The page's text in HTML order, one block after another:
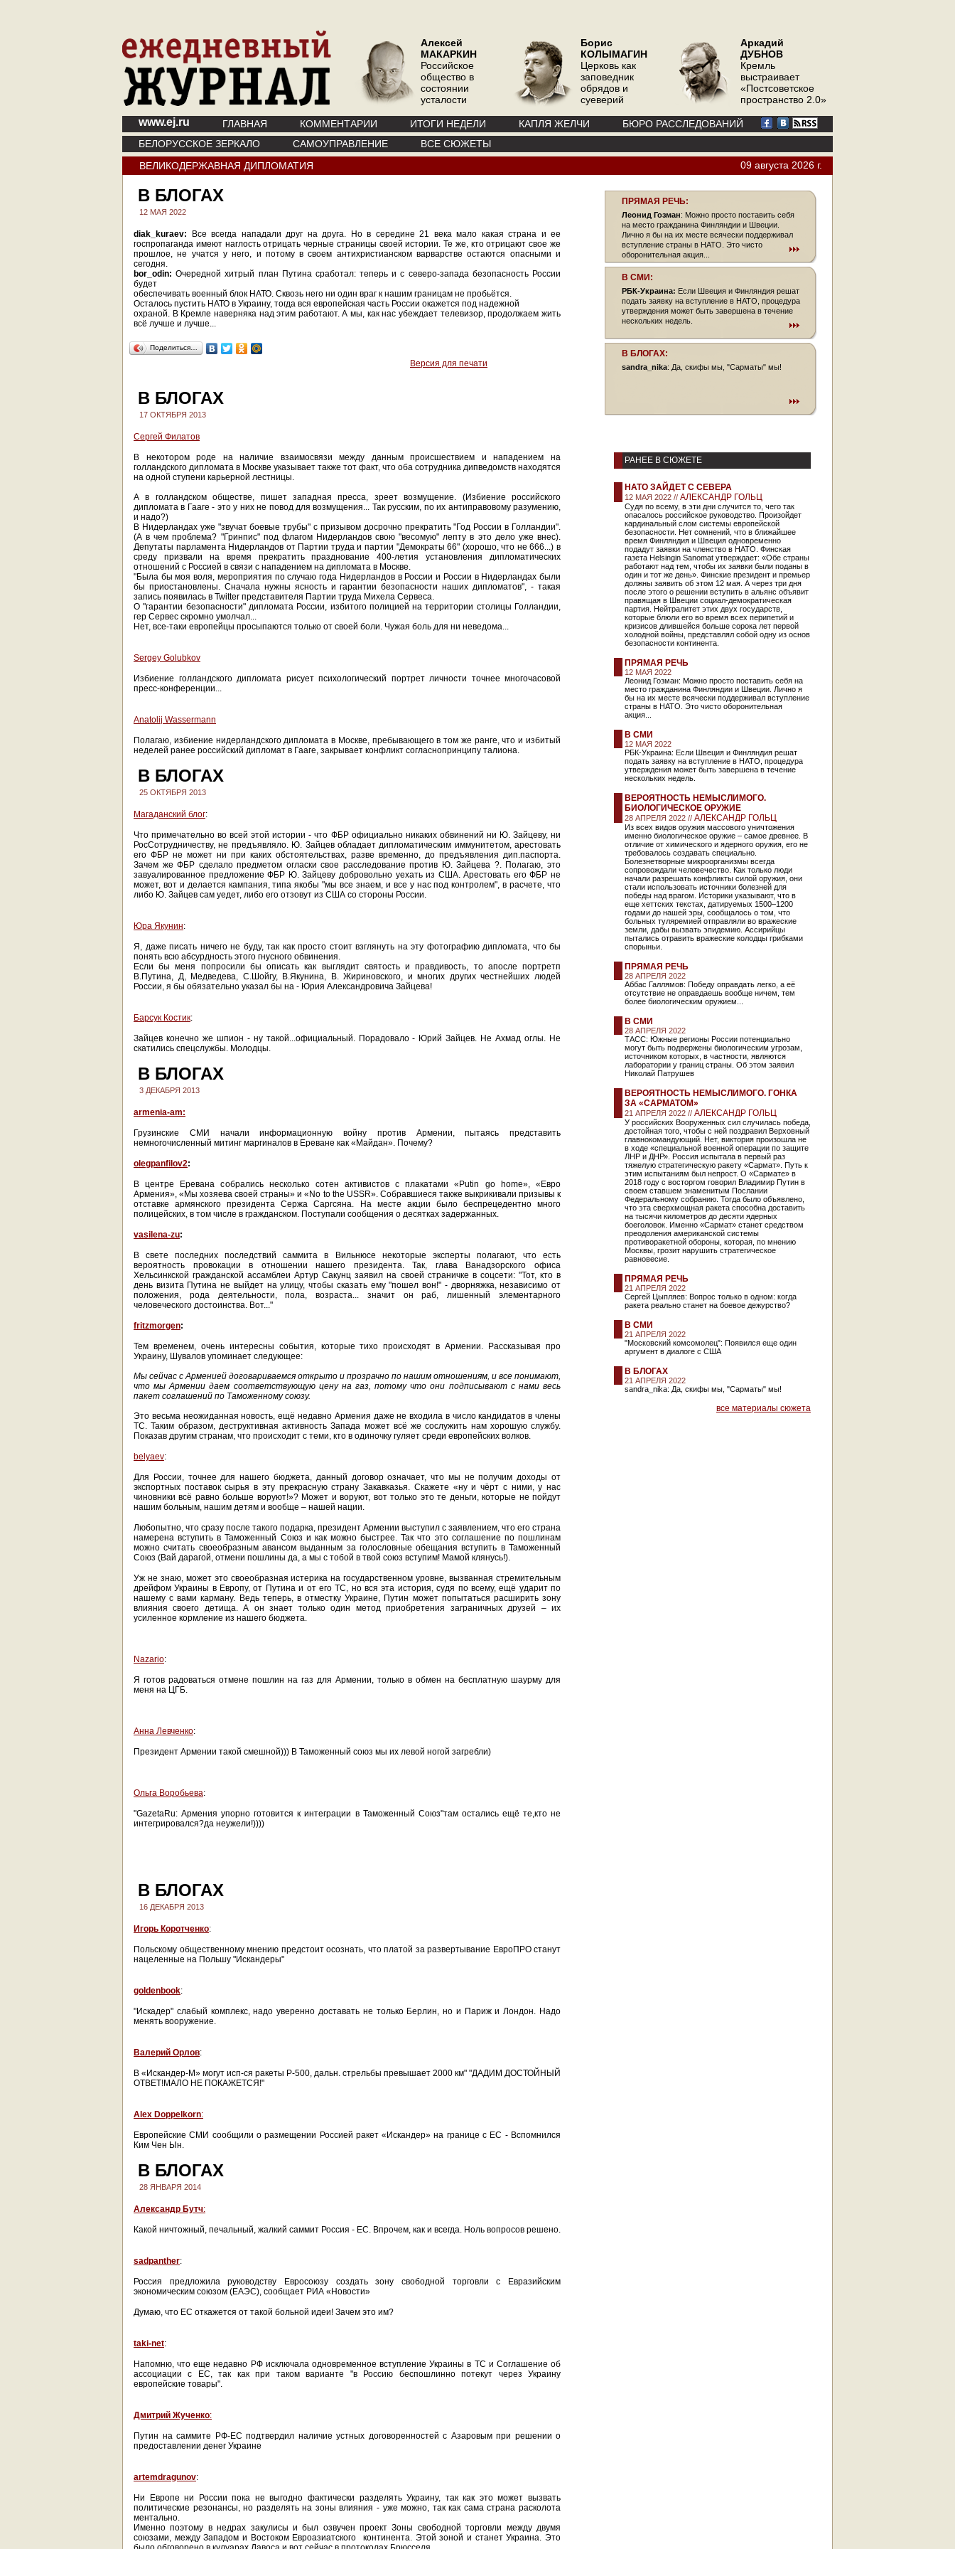
Алексей
МАКАРКИН
Российское
общество в
состоянии
усталости
Борис
КОЛЫМАГИН
Церковь как
заповедник
обрядов и
суеверий
Аркадий
ДУБНОВ
Кремль
выстраивает
«Постсоветское
пространство 2.0»
www.ej.ru ГЛАВНАЯ КОММЕНТАРИИ ИТОГИ НЕДЕЛИ КАПЛЯ ЖЕЛЧИ
БЮРО РАССЛЕДОВАНИЙ
БЕЛОРУССКОЕ ЗЕРКАЛО
САМОУПРАВЛЕНИЕ
ВСЕ СЮЖЕТЫ
ВЕЛИКОДЕРЖАВНАЯ ДИПЛОМАТИЯ
09 августа 2026 г.
В БЛОГАХ
12 МАЯ 2022
diak_kuraev:
Все всегда нападали друг на друга. Но в середине 21 века мало какая страна и ее
госпропаганда имеют наглость отрицать черные страницы своей истории. Те же, кто отрицают свое же
прошлое, не учатся у него, и потому в своем антихристианском варварстве остаются опасными и
сегодня.
bor_odin:Очередной хитрый план Путина сработал: теперь и с северо-запада безопасность России
будет
обеспечивать военный блок НАТО. Сквозь него ни один враг к нашим границам не пробьётся.
Осталось пустить НАТО в Украину, тогда вся европейская часть России окажется под надежной
охраной. В Кремле наверняка над этим работают. А мы, как нас убеждает телевизор, продолжаем жить
всё лучше и лучше...
Поделиться…
Версия для печати
В БЛОГАХ
17 ОКТЯБРЯ 2013
Сергей Филатов
В некотором роде на наличие взаимосвязи между данным происшествием и нападением на
голландского дипломата в Москве указывает также тот факт, что оба сотрудника дипведомств находятся
на одной ступени карьерной лестницы.
А в голландском обществе, пишет западная пресса, зреет возмущение. (Избиение российского
дипломата в Гааге - это у них не повод для возмущения... Так русским, по их антиправовому разумению,
и надо?)
В Нидерландах уже "звучат боевые трубы" с призывом досрочно прекратить "Год России в Голландии".
(А в чем проблема? "Гринпис" под флагом Нидерландов свою "весомую" лепту в это дело уже внес).
Депутаты парламента Нидерландов от Партии труда и партии "Демократы 66" (хорошо, что не 666...) в
среду призвали на время прекратить празднование 400-летия установления дипломатических
отношений с Россией в связи с нападением на дипломата в Москве.
"Была бы моя воля, мероприятия по случаю года Нидерландов в России и России в Нидерландах были
бы приостановлены. Сначала нужны ясность и гарантии безопасности наших дипломатов", - такая
запись появилась в Twitter представителя Партии труда Михела Сервеса.
О "гарантии безопасности" дипломата России, избитого полицией на территории столицы Голландии,
гер Сервес скромно умолчал...
Нет, все-таки европейцы просыпаются только от своей боли. Чужая боль для ни неведома...
Sergey Golubkov
Избиение голландского дипломата рисует психологический портрет личности точнее многочасовой
пресс-конференции...
Anatolij Wassermann
Полагаю, избиение нидерландского дипломата в Москве, пребывающего в том же ранге, что и избитый
неделей ранее российский дипломат в Гааге, закрывает конфликт согласнопринципу талиона.
В БЛОГАХ
25 ОКТЯБРЯ 2013
Магаданский блог:
Что примечательно во всей этой истории - что ФБР официально никаких обвинений ни Ю. Зайцеву, ни
РосСотрудничеству, не предъявляло. Ю. Зайцев обладает дипломатическим иммунитетом, арестовать
его ФБР не может ни при каких обстоятельствах, разве временно, до предъявления дип.паспорта.
Зачем же ФБР сделало предметом огласки свое расследование против Ю. Зайцева ?. Полагаю, это
завуалированное предложение ФБР Ю. Зайцеву добровольно уехать из США. Арестовать его ФБР не
может, вот и делается кампания, типа якобы "мы все знаем, и все у нас под контролем", в расчете, что
либо Ю. Зайцев сам уедет, либо его отзовут из США со стороны России.
Юра Якунин:
Я, даже писать ничего не буду, так как просто стоит взглянуть на эту фотографию дипломата, что бы
понять всю абсурдность этого гнусного обвинения.
Если бы меня попросили бы описать как выглядит святость и правдивость, то апосле портретп
В.Путина, Д, Медведева, С.Шойгу, В.Якунина, В. Жириновского, и многих других честнейших людей
России, я бы обязательно указал бы на - Юрия Александровича Зайцева!
Барсук Костик:
Зайцев конечно же шпион - ну такой...официальный. Порадовало - Юрий Зайцев. Не Ахмад оглы. Не
скатились спецслужбы. Молодцы.
В БЛОГАХ
3 ДЕКАБРЯ 2013
armenia-am:
Грузинские СМИ начали информационную войну против Армении, пытаясь представить
немногочисленный митинг маргиналов в Ереване как «Майдан». Почему?
olegpanfilov2:
В центре Еревана собрались несколько сотен активистов с плакатами «Putin go home», «Евро
Армения», «Мы хозяева своей страны» и «No to the USSR». Собравшиеся также выкрикивали призывы к
отставке армянского президента Сержа Саргсяна. На месте акции было беспрецедентно много
полицейских, в том числе в гражданском. Поступали сообщения о десятках задержанных.
vasilena-zu:
В свете последних последствий саммита в Вильнюсе некоторые эксперты полагают, что есть
вероятность провокации в отношении нашего президента. Так, глава Ванадзорского офиса
Хельсинкской гражданской ассамблеи Артур Сакунц заявил на своей страничке в соцсети: "Тот, кто в
день визита Путина не выйдет на улицу, чтобы сказать ему "пошел вон!" - дворняжка, независимо от
положения, рода деятельности, пола, возраста... значит он раб, лишенный элементарного
человеческого достоинства. Вот..."
fritzmorgen:
Тем временем, очень интересны события, которые тихо происходят в Армении. Рассказывая про
Украину, Шувалов упоминает следующее:
Мы сейчас с Арменией договариваемся открыто и прозрачно по нашим отношениям, и все понимают,
что мы Армении даем соответствующую цену на газ, потому что они подписывают с нами весь
пакет соглашений по Таможенному союзу.
Это весьма неожиданная новость, ещё недавно Армения даже не входила в число кандидатов в члены
ТС. Таким образом, деструктивная активность Запада может всё же сослужить нам хорошую службу.
Показав другим странам, что происходит с теми, кто в одиночку гуляет среди европейских волков.
belyaev:
Для России, точнее для нашего бюджета, данный договор означает, что мы не получим доходы от
экспортных поставок сырья в эту прекрасную страну Закавказья. Скажете «ну и чёрт с ними, у нас
чиновники всё равно больше воруют!»? Может и воруют, вот только это те деньги, которые не пойдут
нашим больным, нашим детям и вообще – нашей нации.
Любопытно, что сразу после такого подарка, президент Армении выступил с заявлением, что его страна
намерена вступить в Таможенный Союз и как можно быстрее. Так что это соглашение по пошлинам
можно считать своеобразным авансом выданным за голословные обещания вступить в Таможенный
Союз (Вай дарагой, отмени пошлины да, а мы с тобой в твой союз вступим! Мамой клянусь!).
Уж не знаю, может это своеобразная истерика на государственном уровне, вызванная стремительным
дрейфом Украины в Европу, от Путина и от его ТС, но вся эта история, судя по всему, ещё ударит по
нашему с вами карману. Ведь теперь, в отместку Украине, Путин может попытаться расширить зону
влияния своего детища. А он знает только один метод приобретения заграничных друзей – их
усиленное кормление из нашего бюджета.
Nazario:
Я готов радоваться отмене пошлин на газ для Армении, только в обмен на бесплатную шаурму для
меня на ЦГБ.
Анна Левченко:
Президент Армении такой смешной))) В Таможенный союз мы их левой ногой загребли)
Ольга Воробьева:
"GazetaRu: Армения упорно готовится к интеграции в Таможенный Союз"там остались ещё те,кто не
интегрировался?да неужели!))))
В БЛОГАХ
16 ДЕКАБРЯ 2013
Игорь Коротченко:
Польскому общественному мнению предстоит осознать, что платой за развертывание ЕвроПРО станут
нацеленные на Польшу "Искандеры"
goldenbook:
"Искадер" слабый комплекс, надо уверенно доставать не только Берлин, но и Париж и Лондон. Надо
менять вооружение.
Валерий Орлов:
В «Искандер-М» могут исп-ся ракеты Р-500, дальн. стрельбы превышает 2000 км" "ДАДИМ ДОСТОЙНЫЙ
ОТВЕТ!МАЛО НЕ ПОКАЖЕТСЯ!"
Alex Doppelkorn:
Европейские СМИ сообщили о размещении Россией ракет «Искандер» на границе с ЕС - Вспомнился
Ким Чен Ын.
В БЛОГАХ
28 ЯНВАРЯ 2014
Александр Бутч:
Какой ничтожный, печальный, жалкий саммит Россия - ЕС. Впрочем, как и всегда. Ноль вопросов решено.
sadpanther:
Россия предложила руководству Евросоюзу создать зону свободной торговли с Евразийским
экономическим союзом (ЕАЭС), сообщает РИА «Новости»
Думаю, что ЕС откажется от такой больной идеи! Зачем это им?
taki-net:
Напомню, что еще недавно РФ исключала одновременное вступление Украины в ТС и Соглашение об
ассоциации с ЕС, так как при таком варианте "в Россию беспошлинно потекут через Украину
европейские товары".
Дмитрий Жученко:
Путин на саммите РФ-ЕС подтвердил наличие устных договоренностей с Азаровым при решении о
предоставлении денег Украине
artemdragunov:
Ни Европе ни России пока не выгодно фактически разделять Украину, так как это может вызвать
политические резонансы, но разделять на зоны влияния - уже можно, так как сама страна расколота
ментально.
Именно поэтому в недрах закулисы и был озвучен проект Зоны свободной торговли между двумя
союзами, между Западом и Востоком Евроазиатского континента. Этой зоной и станет Украина. Это
ПРЯМАЯ РЕЧЬ:
Леонид Гозман: Можно просто поставить себя
на место гражданина Финляндии и Швеции.
Лично я бы на их месте всячески поддерживал
вступление страны в НАТО. Это чисто
оборонительная акция...
В СМИ:
РБК-Украина: Если Швеция и Финляндия решат
подать заявку на вступление в НАТО, процедура
утверждения может быть завершена в течение
нескольких недель.
В БЛОГАХ:
sandra_nika: Да, скифы мы, "Сарматы" мы!
РАНЕЕ В СЮЖЕТЕ
НАТО ЗАЙДЕТ С СЕВЕРА
12 МАЯ 2022 // АЛЕКСАНДР ГОЛЬЦ
Судя по всему, в эти дни случится то, чего так
опасалось российское руководство. Произойдет
кардинальный слом системы европейской
безопасности. Нет сомнений, что в ближайшее
время Финляндия и Швеция одновременно
подадут заявки на членство в НАТО. Финская
газета Helsingin Sanomat утверждает: «Обе страны
работают над тем, чтобы их заявки были поданы в
один и тот же день». Финские президент и премьер
должны заявить об этом 12 мая. А через три дня
после этого о решении вступить в альянс объявит
правящая в Швеции социал-демократическая
партия. Нейтралитет этих двух государств,
которые блюли его во время всех перипетий и
кризисов длившейся больше сорока лет первой
холодной войны, представлял собой одну из основ
безопасности континента.
ПРЯМАЯ РЕЧЬ
12 МАЯ 2022
Леонид Гозман: Можно просто поставить себя на
место гражданина Финляндии и Швеции. Лично я
бы на их месте всячески поддерживал вступление
страны в НАТО. Это чисто оборонительная
акция...
В СМИ
12 МАЯ 2022
РБК-Украина: Если Швеция и Финляндия решат
подать заявку на вступление в НАТО, процедура
утверждения может быть завершена в течение
нескольких недель.
ВЕРОЯТНОСТЬ НЕМЫСЛИМОГО.
БИОЛОГИЧЕСКОЕ ОРУЖИЕ
28 АПРЕЛЯ 2022 // АЛЕКСАНДР ГОЛЬЦ
Из всех видов оружия массового уничтожения
именно биологическое оружие – самое древнее. В
отличие от химического и ядерного оружия, его не
требовалось создавать специально.
Болезнетворные микроорганизмы всегда
сопровождали человечество. Как только люди
начали разрешать конфликты силой оружия, они
стали использовать источники болезней для
победы над врагом. Историки указывают, что в
еще хеттских текстах, датируемых 1500–1200
годами до нашей эры, сообщалось о том, что
больных туляремией отправляли во вражеские
земли, дабы вызвать эпидемию. Ассирийцы
пытались отравить вражеские колодцы грибками
спорыньи.
ПРЯМАЯ РЕЧЬ
28 АПРЕЛЯ 2022
Аббас Галлямов: Победу оправдать легко, а её
отсутствие не оправдаешь вообще ничем, тем
более биологическим оружием...
В СМИ
28 АПРЕЛЯ 2022
ТАСС: Южные регионы России потенциально
могут быть подвержены биологическим угрозам,
источником которых, в частности, являются
лаборатории у границ страны. Об этом заявил
Николай Патрушев
ВЕРОЯТНОСТЬ НЕМЫСЛИМОГО. ГОНКА
ЗА «САРМАТОМ»
21 АПРЕЛЯ 2022 // АЛЕКСАНДР ГОЛЬЦ
У российских Вооруженных сил случилась победа,
достойная того, чтобы с ней поздравил Верховный
главнокомандующий. Нет, виктория произошла не
в ходе «специальной военной операции по защите
ЛНР и ДНР». Россия испытала в первый раз
тяжелую стратегическую ракету «Сармат». Путь к
этим испытаниям был непрост. О «Сармате» в
2018 году с восторгом говорил Владимир Путин в
своем ставшем знаменитым Послании
Федеральному собранию. Тогда было объявлено,
что эта сверхмощная ракета способна доставить
на тысячи километров до десяти ядерных
боеголовок. Именно «Сармат» станет средством
преодоления американской системы
противоракетной обороны, которая, по мнению
Москвы, грозит нарушить стратегическое
равновесие.
ПРЯМАЯ РЕЧЬ
21 АПРЕЛЯ 2022
Сергей Цыпляев: Вопрос только в одном: когда
ракета реально станет на боевое дежурство?
В СМИ
21 АПРЕЛЯ 2022
"Московский комсомолец": Появился еще один
аргумент в диалоге с США
В БЛОГАХ
21 АПРЕЛЯ 2022
sandra_nika: Да, скифы мы, "Сарматы" мы!
все материалы сюжета